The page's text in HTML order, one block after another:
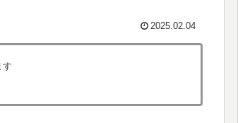
2025.02.04
す